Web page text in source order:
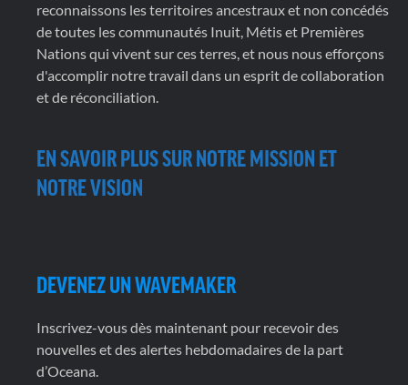
reconnaissons les territoires ancestraux et non concédés
de toutes les communautés Inuit, Métis et Premières
Nations qui vivent sur ces terres, et nous nous efforçons
d'accomplir notre travail dans un esprit de collaboration
et de réconciliation.
EN SAVOIR PLUS SUR NOTRE MISSION ET
NOTRE VISION
DEVENEZ UN WAVEMAKER
Inscrivez-vous dès maintenant pour recevoir des
nouvelles et des alertes hebdomadaires de la part
d’Oceana.